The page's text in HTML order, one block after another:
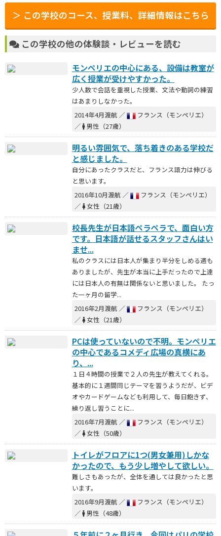
＞ この学校のコース、授業料、詳細情報はこちら
この学校の他の体験談・レビューを読む
モンペリエの中心にある、設備は教室が
広く授業が受けやすかった。
少人数で会話を重視した授業、文法や動詞の練習
はあまりしなかった。
2014年4月渡航 ／
フランス（モンペリエ）
／ 男性（27歳）
明るい雰囲気で、落ち着きのある学校だ
と感じました。
自分にあったクラスだと、フランス語力は伸びる
と思います。
2016年10月渡航 ／
フランス（モンペリエ）
／ 女性（21歳）
校長先生が日本語ペラペラで、面白い方
です。日本語が話せるスタッフさんはい
ませ...
私のクラスには日本人が集まり半分をしめる週も
ありましたが、先生が本当に上手だったので上達
には日本人の有無は関係ないと思いました。 たっ
た一ヶ月の留学...
2016年2月渡航 ／
フランス（モンペリエ）
／ 女性（21歳）
PCは使っていないので不明。モンペリエ
の中心であるコメディ広場の真横にあ
り、...
１日４時間の授業で２人の先生が教えてくれる。
基本的に１週間同じテーマを習うようだが、ビデ
オやカードゲームなども利用して、毎日飽きず、
繰り返し習うことに...
2016年7月渡航 ／
フランス（モンペリエ）
／ 女性（50歳）
トイレがフロアに1つ(男女兼用)しかな
かったので、もう少し増やして欲しい。
難しさもあったが、全体を通しては良かったと思
います。
2016年9月渡航 ／
フランス（モンペリエ）
／ 男性（48歳）